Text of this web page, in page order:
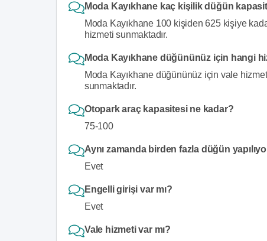
Moda Kayıkhane kaç kişilik düğün
Moda Kayıkhane 100 kişiden 625 kişiye
hizmeti sunmaktadır.
Moda Kayıkhane düğününüz için hangi
Moda Kayıkhane düğününüz için vale
sunmaktadır.
Otopark araç kapasitesi ne kadar?
75-100
Aynı zamanda birden fazla düğün
Evet
Engelli girişi var mı?
Evet
Vale hizmeti var mı?